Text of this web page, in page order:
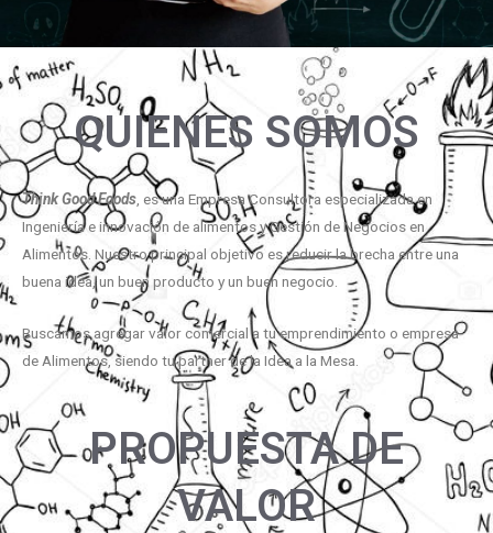
QUIENES SOMOS
Think Good Foods , es una Empresa Consultora especializada en
Ingeniería e innovación de alimentos y Gestión de Negocios en
Alimentos. Nuestro principal objetivo es reducir la brecha entre una
buena idea, un buen producto y un buen negocio.
Buscamos agregar valor comercial a tu emprendimiento o empresa
de Alimentos, siendo tu partner de la Idea a la Mesa.
PROPUESTA DE
VALOR